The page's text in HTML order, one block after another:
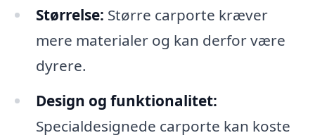
Størrelse: Større carporte kræver
mere materialer og kan derfor være
dyrere.
Design og funktionalitet:
Specialdesignede carporte kan koste